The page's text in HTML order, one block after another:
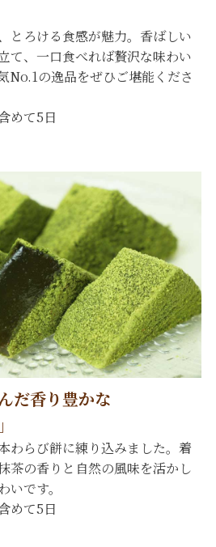
とろける食感が魅力。香ばしい
て、一口食べれば贅沢な味わい
No.1の逸品をぜひご堪能くださ
めて5日
だ香り豊かな
わらび餅に練り込みました。着
茶の香りと自然の風味を活かし
です。
めて5日